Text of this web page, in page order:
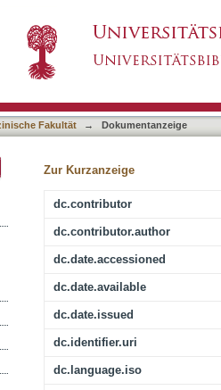
Fakultät → Dokumentanzeige
Zur Kurzanzeige
dc.contributor
dc.contributor.author
dc.date.accessioned
dc.date.available
dc.date.issued
dc.identifier.uri
dc.language.iso